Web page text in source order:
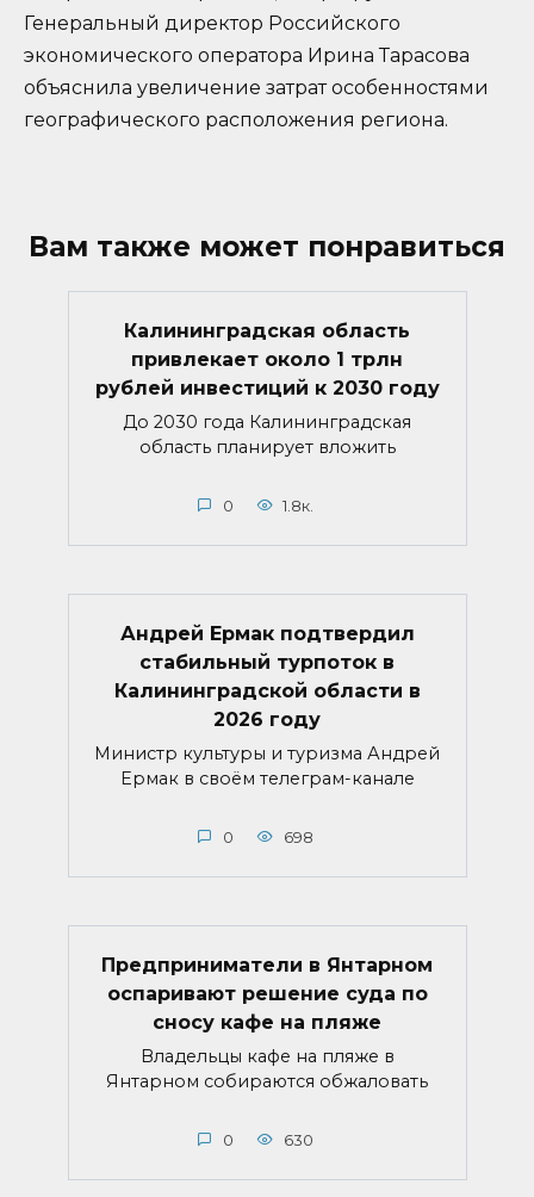
Генеральный директор Российского
экономического оператора Ирина Тарасова
объяснила увеличение затрат особенностями
географического расположения региона.
Вам также может понравиться
Калининградская область
привлекает около 1 трлн
рублей инвестиций к 2030 году
До 2030 года Калининградская
область планирует вложить
0 1.8к.
Андрей Ермак подтвердил
стабильный турпоток в
Калининградской области в
2026 году
Министр культуры и туризма Андрей
Ермак в своём телеграм-канале
0 698
Предприниматели в Янтарном
оспаривают решение суда по
сносу кафе на пляже
Владельцы кафе на пляже в
Янтарном собираются обжаловать
0 630